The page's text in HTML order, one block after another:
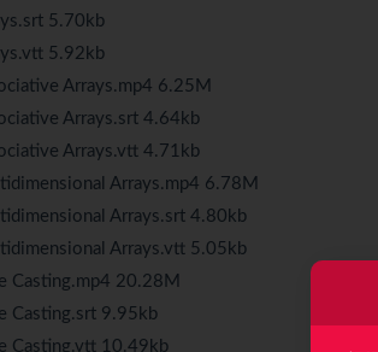
5.70kb
5.92kb
Arrays.mp4 6.25M
Arrays.srt 4.64kb
Arrays.vtt 4.71kb
Arrays.mp4 6.78M
Arrays.srt 4.80kb
Arrays.vtt 5.05kb
Casting.mp4 20.28M
Casting.srt 9.95kb
Casting.vtt 10.49kb